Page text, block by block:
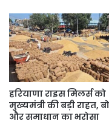
हरियाणा राइस मिलर्स को
मुख्यमंत्री की बड़ी राहत,
और समाधान का भरोसा